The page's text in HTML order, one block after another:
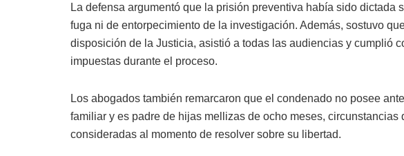
La defensa argumentó que la prisión preventiva había sido dictada
fuga ni de entorpecimiento de la investigación. Además, sostuvo
disposición de la Justicia, asistió a todas las audiencias y cumplió
impuestas durante el proceso.
Los abogados también remarcaron que el condenado no posee
familiar y es padre de hijas mellizas de ocho meses, circunstancias
consideradas al momento de resolver sobre su libertad.